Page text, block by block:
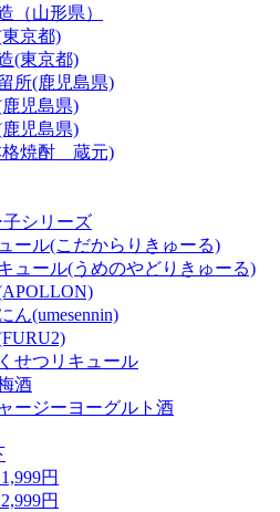
（山形県）
京都)
(東京都)
所(鹿児島県)
児島県)
児島県)
格焼酎 蔵元)
シリーズ
ール(こだからりきゅーる)
ュール(うめのやどりきゅーる)
ん(umesennin)
せつリキュール
酒
ージーヨーグルト酒
円
円